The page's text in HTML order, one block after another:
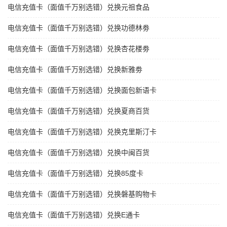
电信充值卡（面值千万别选错）兑换元祖食品
电信充值卡（面值千万别选错）兑换功德林劵
电信充值卡（面值千万别选错）兑换杏花楼劵
电信充值卡（面值千万别选错）兑换新雅劵
电信充值卡（面值千万别选错）兑换面包新语卡
电信充值卡（面值千万别选错）兑换夏商百货
电信充值卡（面值千万别选错）兑换克里斯汀卡
电信充值卡（面值千万别选错）兑换中闽百货
电信充值卡（面值千万别选错）兑换85度卡
电信充值卡（面值千万别选错）兑换磐基购物卡
电信充值卡（面值千万别选错）兑换E通卡